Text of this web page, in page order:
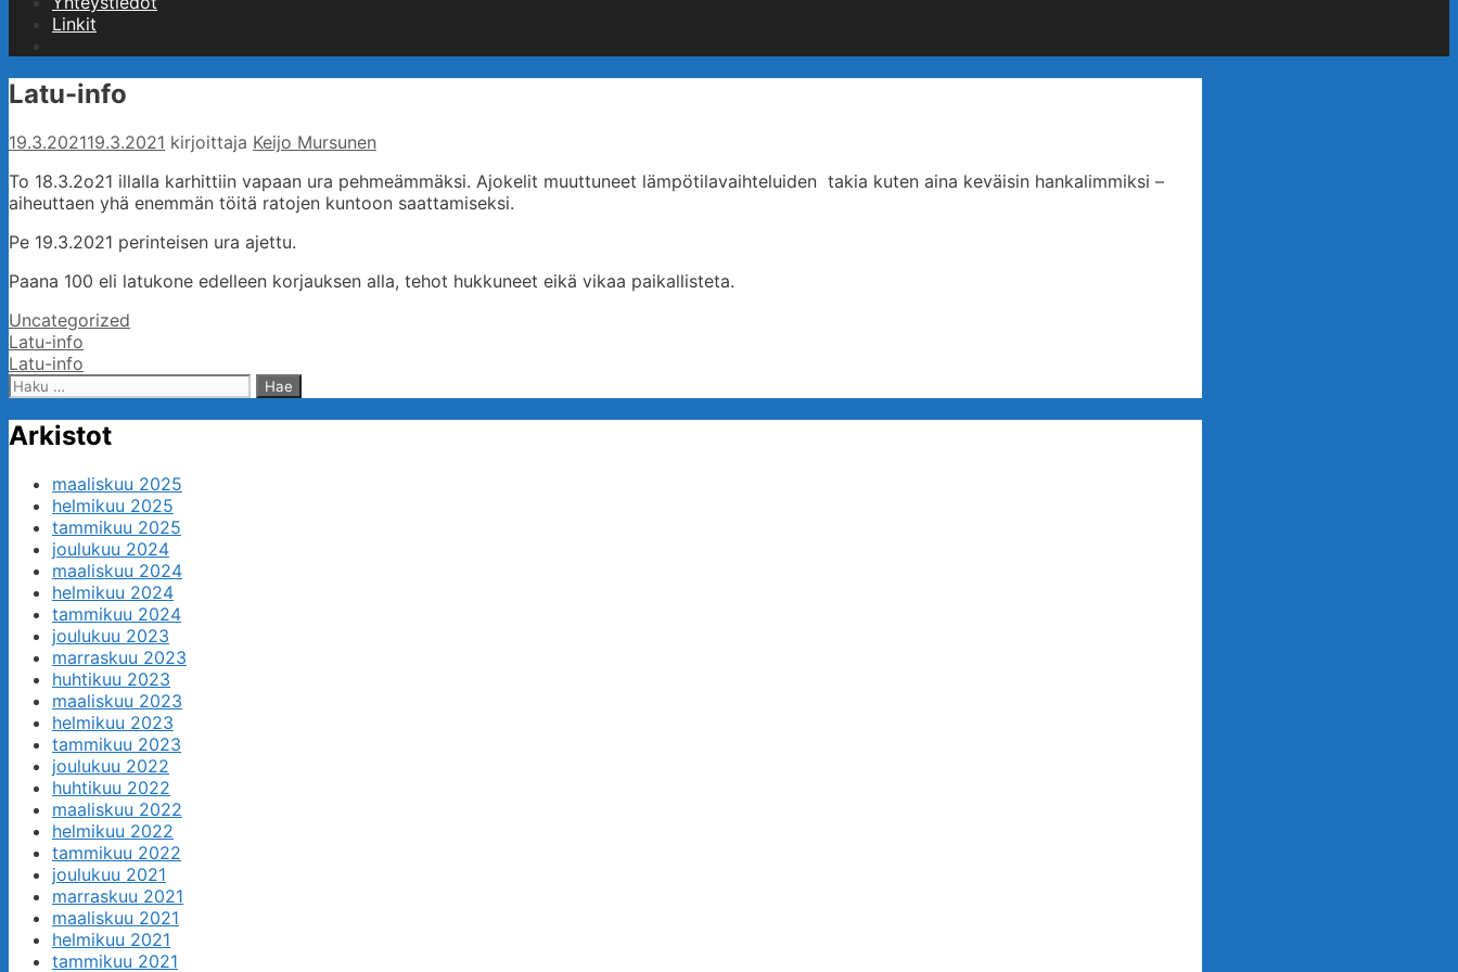
Linkit
Latu-info
19.3.202119.3.2021 kirjoittaja Keijo Mursunen
To 18.3.2o21 illalla karhittiin vapaan ura pehmeämmäksi. Ajokelit muuttuneet lämpötilavaihteluiden takia kuten aina keväisin hankalimmiksi –
aiheuttaen yhä enemmän töitä ratojen kuntoon saattamiseksi.
Pe 19.3.2021 perinteisen ura ajettu.
Paana 100 eli latukone edelleen korjauksen alla, tehot hukkuneet eikä vikaa paikallisteta.
Kategoriat
Uncategorized
Artikkelien
selaus
Latu-info
Latu-info
Haku:
Arkistot
maaliskuu 2025
helmikuu 2025
tammikuu 2025
joulukuu 2024
maaliskuu 2024
helmikuu 2024
tammikuu 2024
joulukuu 2023
marraskuu 2023
huhtikuu 2023
maaliskuu 2023
helmikuu 2023
tammikuu 2023
joulukuu 2022
huhtikuu 2022
maaliskuu 2022
helmikuu 2022
tammikuu 2022
joulukuu 2021
marraskuu 2021
maaliskuu 2021
helmikuu 2021
tammikuu 2021